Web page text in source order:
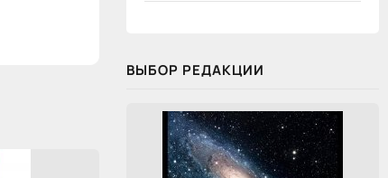
ВЫБОР РЕДАКЦИИ